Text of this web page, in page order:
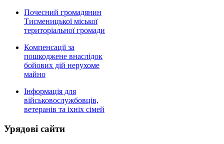
Почесний громадянин
Тисменицької міської
територіальної громади
Компенсації за
пошкоджене внаслідок
бойових дій нерухоме
майно
Інформація для
військовослужбовців,
ветеранів та іхніх сімей
Урядові сайти